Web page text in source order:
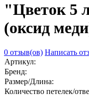
"Цветок 5
(оксид
0 отзыв(ов) Написать
Артикул:
Бренд:
Размер/Длина:
Количество петелек/